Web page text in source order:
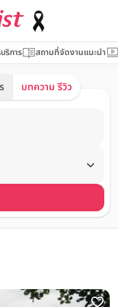
ริการ สถานที่จัดงานแนะนำ
บทความ รีวิว